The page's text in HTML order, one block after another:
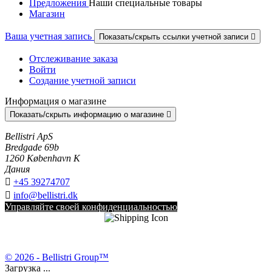
Предложения Наши специальные товары
Магазин
Ваша учетная запись Показать/скрыть ссылки учетной записи 
Отслеживание заказа
Войти
Создание учетной записи
Информация о магазине
Показать/скрыть информацию о магазине 
Bellistri ApS
Bredgade 69b
1260 København K
Дания
 +45 39274707
 info@bellistri.dk
Управляйте своей конфиденциальностью
© 2026 - Bellistri Group™
Загрузка ...